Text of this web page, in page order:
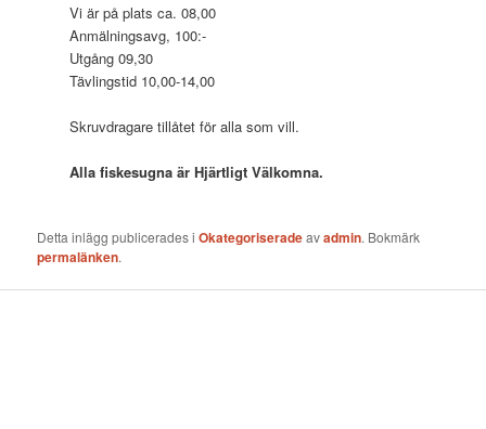
Vi är på plats ca. 08,00
Anmälningsavg, 100:-
Utgång 09,30
Tävlingstid 10,00-14,00
Skruvdragare tillåtet för alla som vill.
Alla fiskesugna är Hjärtligt Välkomna.
Detta inlägg publicerades iOkategoriseradeavadmin. Bokmärk
permalänken.